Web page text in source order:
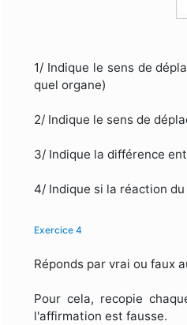
1/ Indique le sens de
quel organe)
2/ Indique le sens de
3/ Indique la différence
4/ Indique si la réaction
Exercice 4
Réponds par vrai ou faux
Pour cela, recopie
l'affirmation est fausse.